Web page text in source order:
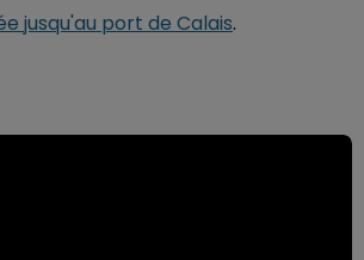
jusqu'au port de Calais.